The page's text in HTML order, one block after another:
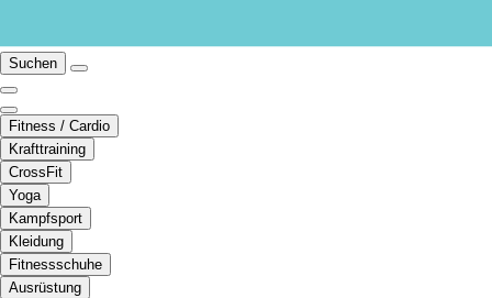
Suchen
Fitness / Cardio
Krafttraining
CrossFit
Yoga
Kampfsport
Kleidung
Fitnessschuhe
Ausrüstung